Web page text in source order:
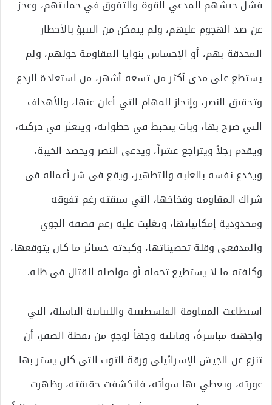
فشل جيشهم المدعي القوة والتفوق في حمايتهم، وعجز
عن صد الهجوم عليهم، ولم يتمكن من التنبؤ بالأخطار
المحدقة بهم، أو الإحساس بنوايا المقاومة حولهم، ولم
يستطع على مدى أكثر من تسعة أشهر، من استعادة الردع
وتحقيق النصر، وإنجاز المهام التي أعلن عنها، والأهداف
التي صرح بها، وبات يتخبط في خطواته، ويتعثر في حركته،
ويقدم رجلاً ويتراجع عشراً، ويدعي النصر ويحصد الخيبة،
ويخدع نفسه بالغلبة والتطهير، ويقع في شر أعماله في
شراك المقاومة وفخاخها، التي سبقته رغم تفوقه
ومحدودية إمكانياتها، وتغلبت عليه رغم قصفه الجوي
والمدفعي وقلة تحصيناتها، وكبدته خسائر ما كان يتوقعها،
وكلفته ما لا يستطيع تحمله أو مواصلة القتال في ظله.
استطاعت المقاومة الفلسطينية واللبنانية الباسلة، التي
واجهته مباشرةً، وقاتلته وجهاً لوجهٍ من نقطة الصفر، أن
تنزع عن الجيش الإسرائيلي ورقة التوت التي كان يستر بها
عورته، ويغطي بها سوأته، فانكشفت حقيقته، وظهرت